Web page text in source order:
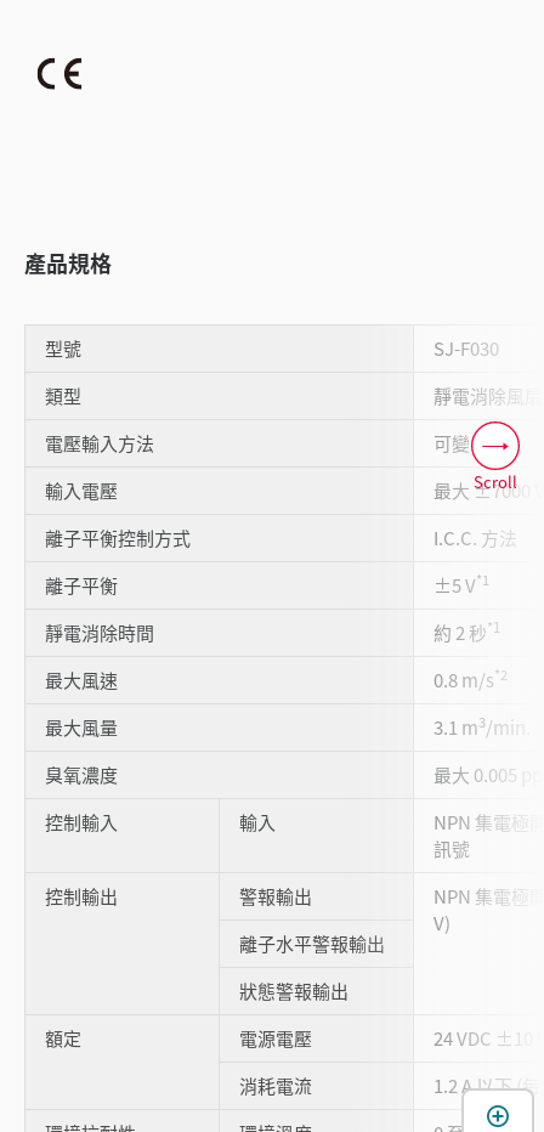
產品規格
型號
SJ-F030
類型
靜電消除風扇
電壓輸入方法
可變 DC
輸入電壓
最大 ±7000 V
離子平衡控制方式
I.C.C. 方法
離子平衡
±5 V*1
靜電消除時間 約 2 秒*1
最大風速 0.8 m/s*2
最大風量 3.1 m3/min.
臭氧濃度
最大 0.005
控制輸入
輸入
NPN 集電極
訊號
控制輸出
警報輸出
NPN 集電極
V)
離子水平警報輸出
狀態警報輸出
額定
電源電壓
24 VDC ±10
消耗電流
1.2 A 以下 (
Scroll